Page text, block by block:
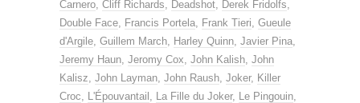
Carnero Cliff Richards Deadshot Derek Fridolfs
Double Face
Francis Portela Frank Tieri Gueule
d'Argile Guillem March Harley Quinn Javier Pina
Jeremy Haun Jeromy Cox John Kalish John
Kalisz John Layman John Raush Joker, Killer
Croc
L'Épouvantail La Fille du Joker, Le Pingouin